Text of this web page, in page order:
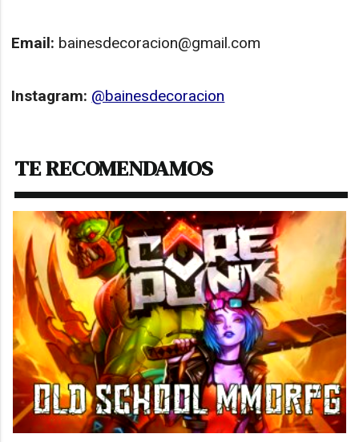
Email: bainesdecoracion@gmail.com
Instagram: @bainesdecoracion
TE RECOMENDAMOS